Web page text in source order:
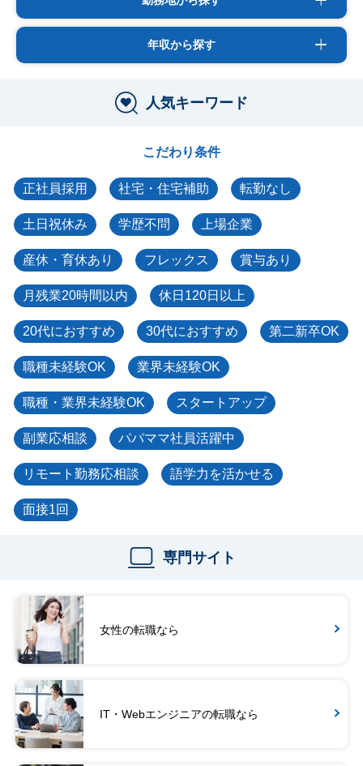
年収から探す
人気キーワード
こだわり条件
正社員採用 社宅・住宅補助 転勤なし
土日祝休み 学歴不問 上場企業
産休・育休あり フレックス 賞与あり
月残業20時間以内 休日120日以上
20代におすすめ 30代におすすめ 第二新卒OK
職種未経験OK 業界未経験OK
職種・業界未経験OK スタートアップ
副業応相談 パパママ社員活躍中
リモート勤務応相談 語学力を活かせる
面接1回
専門サイト
女性の転職なら
IT・Webエンジニアの転職なら